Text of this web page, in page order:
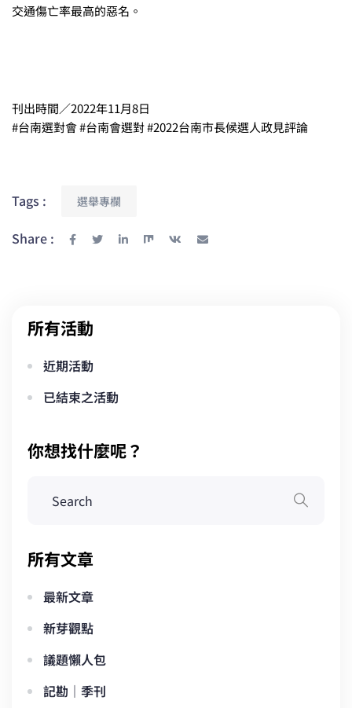
交通傷亡率最高的惡名。
刊出時間／2022年11月8日
#台南選對會 #台南會選對 #2022台南市長候選人政見評論
Tags : 選舉專欄
Share :
所有活動
近期活動
已結束之活動
你想找什麼呢？
所有文章
最新文章
新芽觀點
議題懶人包
記勘｜季刊